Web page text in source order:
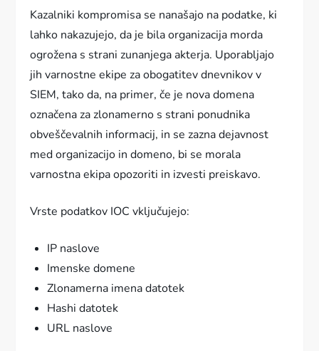
Kazalniki kompromisa se nanašajo na podatke, ki
lahko nakazujejo, da je bila organizacija morda
ogrožena s strani zunanjega akterja. Uporabljajo
jih varnostne ekipe za obogatitev dnevnikov v
SIEM, tako da, na primer, če je nova domena
označena za zlonamerno s strani ponudnika
obveščevalnih informacij, in se zazna dejavnost
med organizacijo in domeno, bi se morala
varnostna ekipa opozoriti in izvesti preiskavo.
Vrste podatkov IOC vključujejo:
IP naslove
Imenske domene
Zlonamerna imena datotek
Hashi datotek
URL naslove